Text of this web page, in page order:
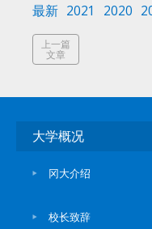
最新 2021 2020
上一篇
文章
大学概况
冈大介绍
校长致辞